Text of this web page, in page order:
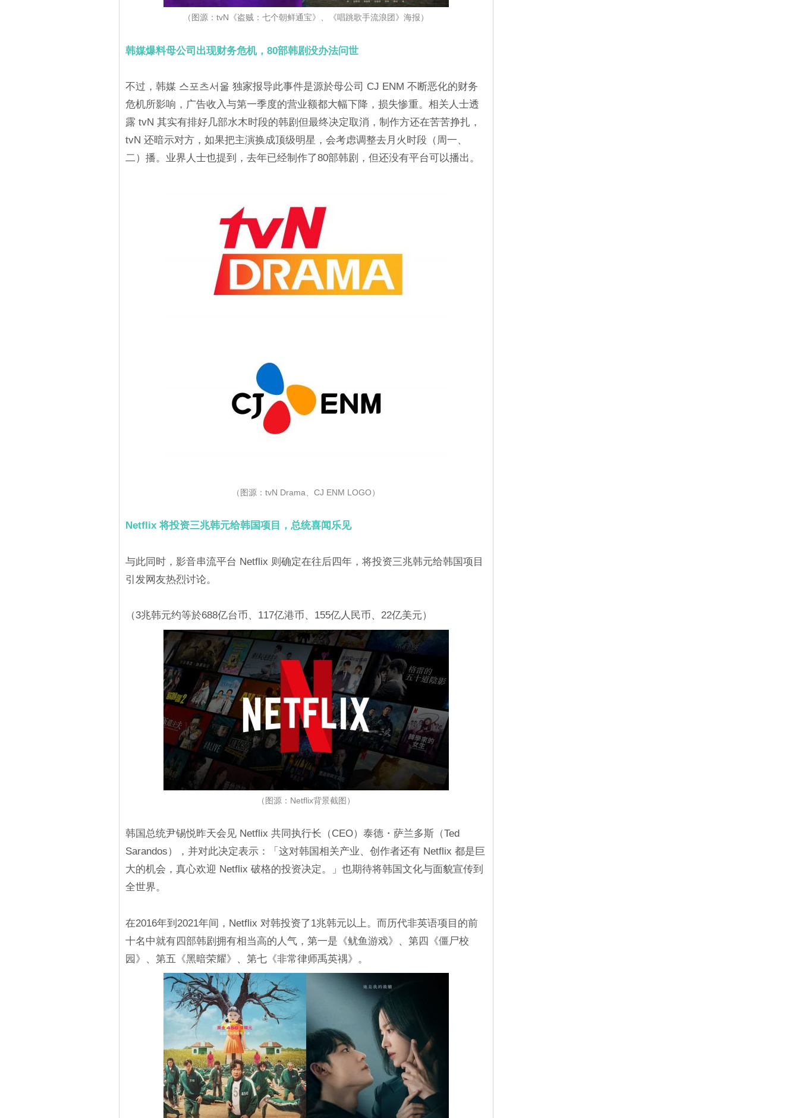
（图源：tvN《盗贼：七个朝鲜通宝》、《唱跳歌手流浪团》海报）
韩媒爆料母公司出现财务危机，80部韩剧没办法问世
不过，韩媒 스포츠서울 独家报导此事件是源於母公司 CJ ENM 不断恶化的财务
危机所影响，广告收入与第一季度的营业额都大幅下降，损失惨重。相关人士透
露 tvN 其实有排好几部水木时段的韩剧但最终决定取消，制作方还在苦苦挣扎，
tvN 还暗示对方，如果把主演换成顶级明星，会考虑调整去月火时段（周一、
二）播。业界人士也提到，去年已经制作了80部韩剧，但还没有平台可以播出。
（图源：tvN Drama、CJ ENM LOGO）
Netflix 将投资三兆韩元给韩国项目，总统喜闻乐见
与此同时，影音串流平台 Netflix 则确定在往后四年，将投资三兆韩元给韩国项目
引发网友热烈讨论。
（3兆韩元约等於688亿台币、117亿港币、155亿人民币、22亿美元）
（图源：Netflix背景截图）
韩国总统尹锡悦昨天会见 Netflix 共同执行长（CEO）泰德・萨兰多斯（Ted
Sarandos），并对此决定表示：「这对韩国相关产业、创作者还有 Netflix 都是巨
大的机会，真心欢迎 Netflix 破格的投资决定。」也期待将韩国文化与面貌宣传到
全世界。
在2016年到2021年间，Netflix 对韩投资了1兆韩元以上。而历代非英语项目的前
十名中就有四部韩剧拥有相当高的人气，第一是《鱿鱼游戏》、第四《僵尸校
园》、第五《黑暗荣耀》、第七《非常律师禹英禑》。